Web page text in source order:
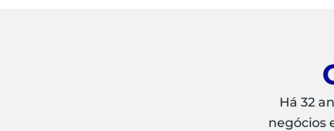
Há 32
negócios